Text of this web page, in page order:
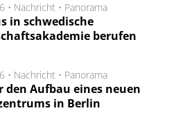
• Nachricht • Panorama
in schwedische
berufen
• Nachricht • Panorama
den Aufbau eines neuen
in Berlin